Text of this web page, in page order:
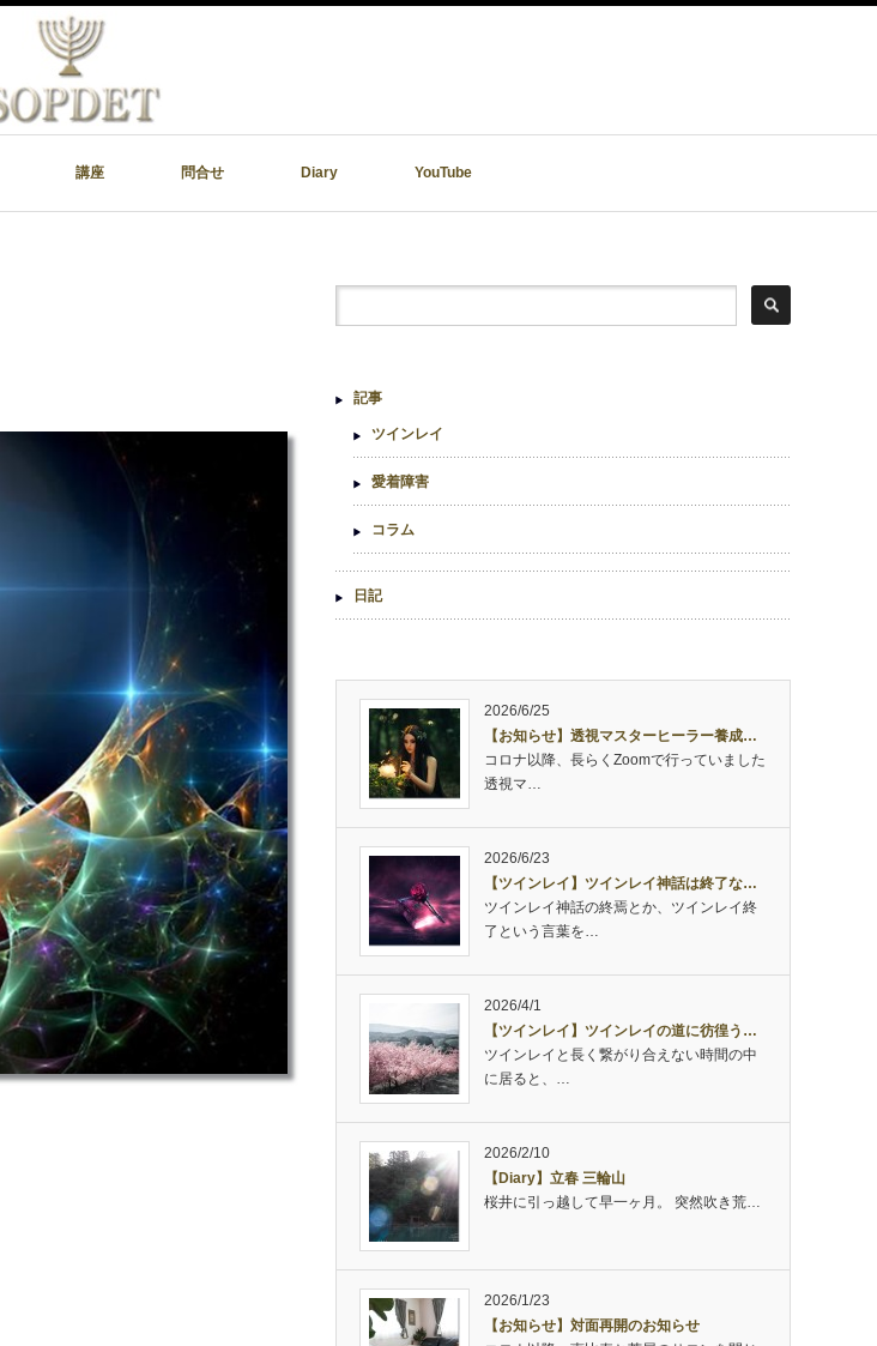
講座 問合せ Diary YouTube
記事
ツインレイ
愛着障害
コラム
日記
2026/6/25
【お知らせ】透視マスターヒーラー養成…
コロナ以降、長らくZoomで行っていました
透視マ…
2026/6/23
【ツインレイ】ツインレイ神話は終了な…
ツインレイ神話の終焉とか、ツインレイ終
了という言葉を…
2026/4/1
【ツインレイ】ツインレイの道に彷徨う…
ツインレイと長く繋がり合えない時間の中
に居ると、…
2026/2/10
【Diary】立春 三輪山
桜井に引っ越して早一ヶ月。 突然吹き荒…
2026/1/23
【お知らせ】対面再開のお知らせ